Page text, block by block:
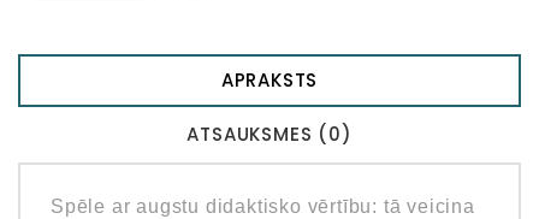
APRAKSTS
ATSAUKSMES (0)
Spēle ar augstu didaktisko vērtību: tā veicina